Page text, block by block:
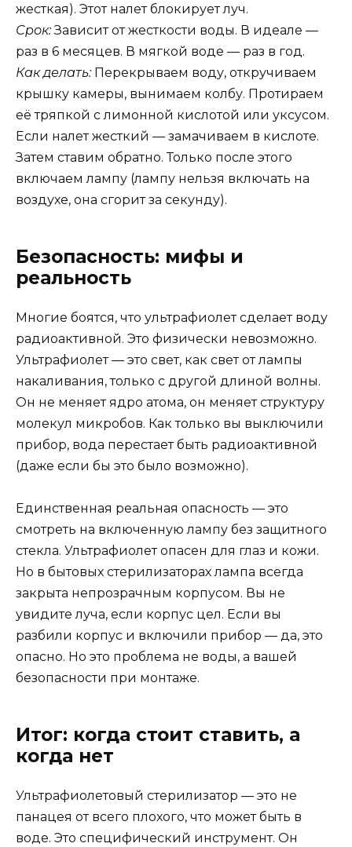
жесткая). Этот налет блокирует луч.
Срок:Зависит от жесткости воды. В идеале —
раз в 6 месяцев. В мягкой воде — раз в год.
Как делать:Перекрываем воду, откручиваем
крышку камеры, вынимаем колбу. Протираем
её тряпкой с лимонной кислотой или уксусом.
Если налет жесткий — замачиваем в кислоте.
Затем ставим обратно. Только после этого
включаем лампу (лампу нельзя включать на
воздухе, она сгорит за секунду).
Безопасность: мифы и
реальность
Многие боятся, что ультрафиолет сделает воду
радиоактивной. Это физически невозможно.
Ультрафиолет — это свет, как свет от лампы
накаливания, только с другой длиной волны.
Он не меняет ядро атома, он меняет структуру
молекул микробов. Как только вы выключили
прибор, вода перестает быть радиоактивной
(даже если бы это было возможно).
Единственная реальная опасность — это
смотреть на включенную лампу без защитного
стекла. Ультрафиолет опасен для глаз и кожи.
Но в бытовых стерилизаторах лампа всегда
закрыта непрозрачным корпусом. Вы не
увидите луча, если корпус цел. Если вы
разбили корпус и включили прибор — да, это
опасно. Но это проблема не воды, а вашей
безопасности при монтаже.
Итог: когда стоит ставить, а
когда нет
Ультрафиолетовый стерилизатор — это не
панацея от всего плохого, что может быть в
воде. Это специфический инструмент. Он